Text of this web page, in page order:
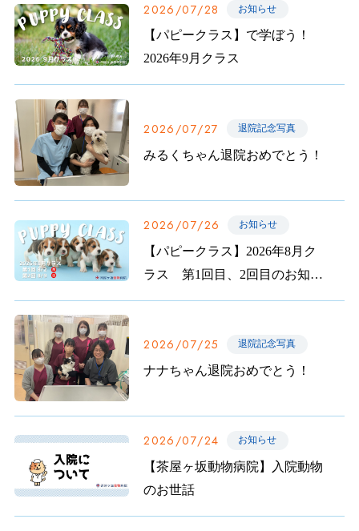
2026/07/28 お知らせ
【パピークラス】で学ぼう！
2026年9月クラス
2026/07/27 退院記念写真
みるくちゃん退院おめでとう！
2026/07/26 お知らせ
【パピークラス】2026年8月ク
ラス 第1回目、2回目のお知ら
せ
2026/07/25 退院記念写真
ナナちゃん退院おめでとう！
2026/07/24 お知らせ
【茶屋ヶ坂動物病院】入院動物
のお世話